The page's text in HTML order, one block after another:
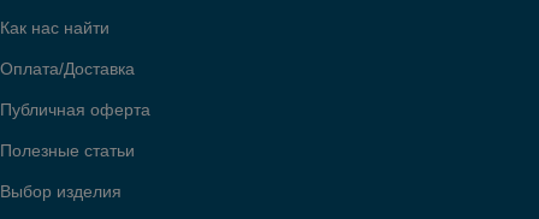
Как нас найти
Оплата/Доставка
Публичная оферта
Полезные статьи
Выбор изделия